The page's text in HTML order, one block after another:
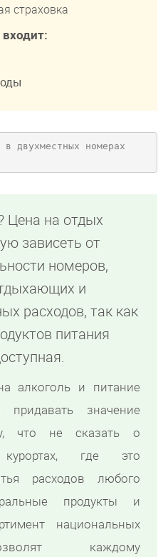
страховка
двухместных номерах
Цена на отдых
зависеть от
номеров,
и
расходов, так как
питания
алкоголь и питание
значение
что не сказать о
курортах, где это
расходов любого
продукты и
национальных
каждому